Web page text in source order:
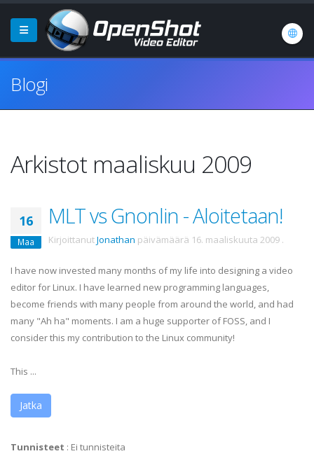
Blogi
Arkistot maaliskuu 2009
16
Maa
MLT vs Gnonlin - Aloitetaan!
KirjoittanutJonathan päivämäärä 16. maaliskuuta 2009 .
I have now invested many months of my life into designing a video
editor for Linux. I have learned new programming languages,
become friends with many people from around the world, and had
many "Ah ha" moments. I am a huge supporter of FOSS, and I
consider this my contribution to the Linux community!
This ...
Jatka
Tunnisteet : Ei tunnisteita